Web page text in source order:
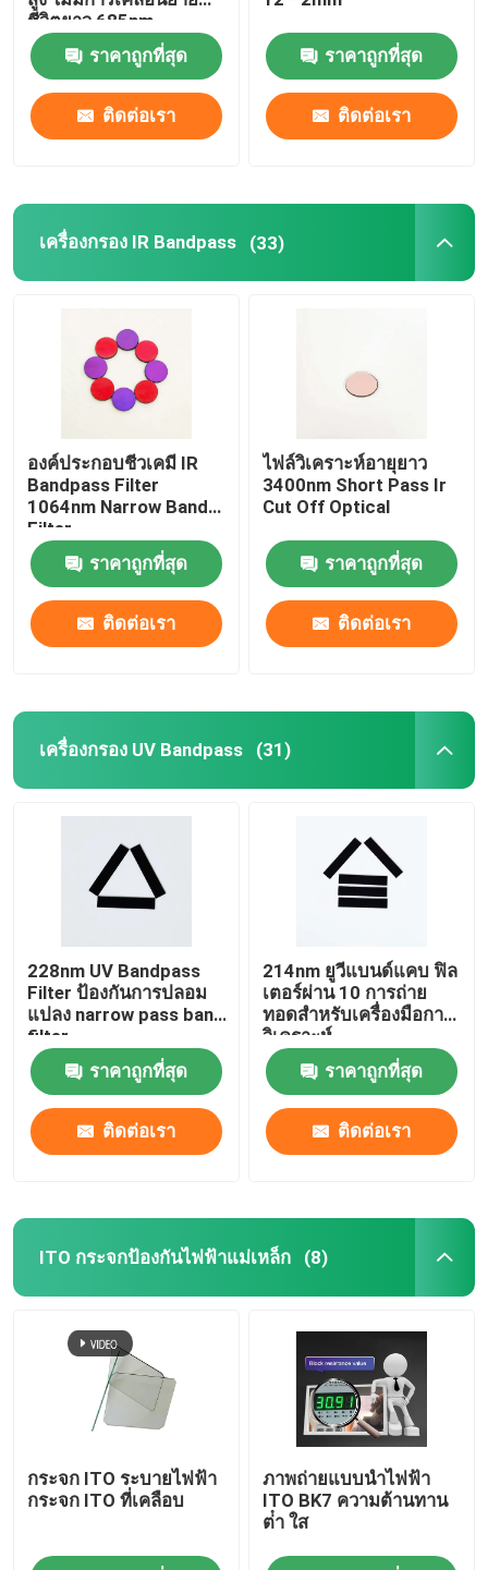
ชีวิตยาว 685nm
ราคาถูกที่สุด
ติดต่อเรา
ราคาถูกที่สุด
ติดต่อเรา
เครื่องกรอง IR Bandpass (33)
องค์ประกอบชีวเคมี IR
Bandpass Filter
1064nm Narrow Band
Filter
ราคาถูกที่สุด
ติดต่อเรา
ไฟล์วิเคราะห์อายุยาว
3400nm Short Pass Ir
Cut Off Optical
ราคาถูกที่สุด
ติดต่อเรา
เครื่องกรอง UV Bandpass (31)
228nm UV Bandpass
Filter ป้องกันการปลอม
แปลง narrow pass band
filter
ราคาถูกที่สุด
ติดต่อเรา
214nm ยูวีแบนด์แคบ ฟิล
เตอร์ผ่าน 10 การถ่าย
ทอดสําหรับเครื่องมือการ
วิเคราะห์
ราคาถูกที่สุด
ติดต่อเรา
ITO กระจกป้องกันไฟฟ้าแม่เหล็ก (8)
กระจก ITO ระบายไฟฟ้า
กระจก ITO ที่เคลือบ
ภาพถ่ายแบบนําไฟฟ้า
ITO BK7 ความต้านทาน
ต่ํา ใส